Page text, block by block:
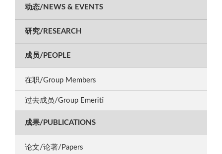
动态/NEWS & EVENTS
研究/RESEARCH
成员/PEOPLE
在职/Group Members
过去成员/Group Emeriti
成果/PUBLICATIONS
论文/论著/Papers